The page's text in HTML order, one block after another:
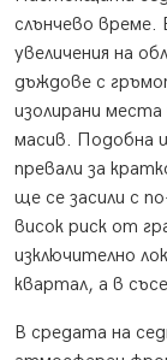
слънчево време.
увеличения на
дъждове с
изолирани
масив. Подобна
превали за
ще се засили с
висок риск от
изключително
квартал, а в
В средата на